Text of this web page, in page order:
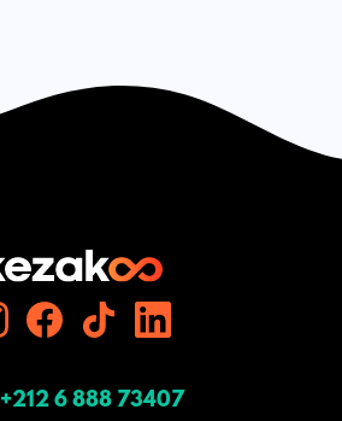
+212 6 888 73407